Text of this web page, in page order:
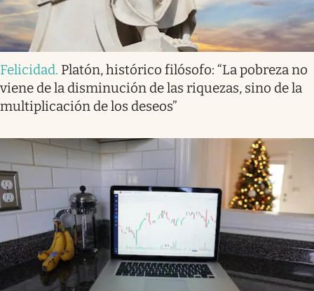
Felicidad. Platón, histórico filósofo: “La pobreza no
viene de la disminución de las riquezas, sino de la
multiplicación de los deseos”